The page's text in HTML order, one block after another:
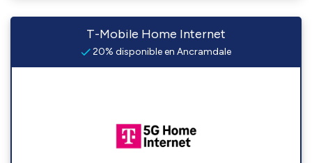
T-Mobile Home Internet
20% disponible en Ancramdale